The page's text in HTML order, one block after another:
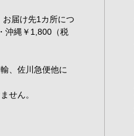
届け先1カ所につ
沖縄￥1,800（税
、佐川急便他に
せん。